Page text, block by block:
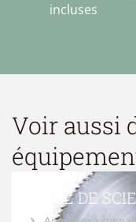
incluses
Voir aussi
LAME DE